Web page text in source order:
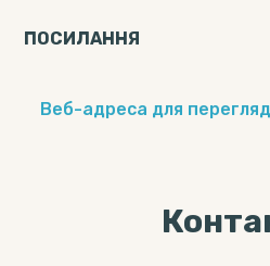
ПОСИЛАННЯ
Веб-адреса для